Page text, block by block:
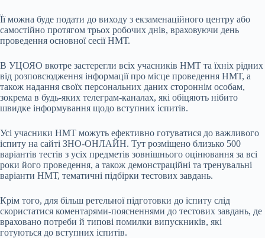
Її можна буде подати до виходу з екзаменаційного центру або
самостійно протягом трьох робочих днів, враховуючи день
проведення основної сесії НМТ.
В УЦОЯО вкотре застерегли всіх учасників НМТ та їхніх рідних
від розповсюдження інформації про місце проведення НМТ, а
також надання своїх персональних даних стороннім особам,
зокрема в будь-яких телеграм-каналах, які обіцяють нібито
швидке інформування щодо вступних іспитів.
Усі учасники НМТ можуть ефективно готуватися до важливого
іспиту на сайті ЗНО-ОНЛАЙН. Тут розміщено близько 500
варіантів тестів з усіх предметів зовнішнього оцінювання за всі
роки його проведення, а також демонстраційні та тренувальні
варіанти НМТ, тематичні підбірки тестових завдань.
Крім того, для більш ретельної підготовки до іспиту слід
скористатися коментарями-поясненнями до тестових завдань, де
враховано потреби й типові помилки випускників, які
готуються до вступних іспитів.